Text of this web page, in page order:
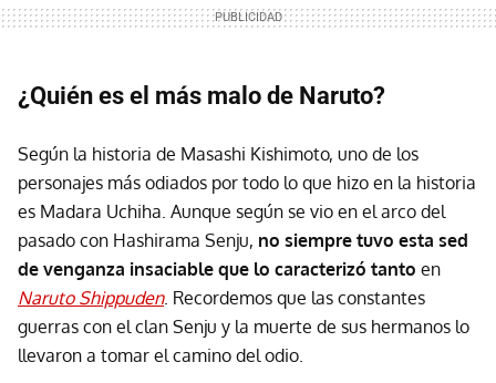
¿Quién es el más malo de Naruto?
Según la historia de Masashi Kishimoto, uno de los
personajes más odiados por todo lo que hizo en la historia
es Madara Uchiha. Aunque según se vio en el arco del
pasado con Hashirama Senju, no siempre tuvo esta sed
de venganza insaciable que lo caracterizó tanto en
Naruto Shippuden. Recordemos que las constantes
guerras con el clan Senju y la muerte de sus hermanos lo
llevaron a tomar el camino del odio.